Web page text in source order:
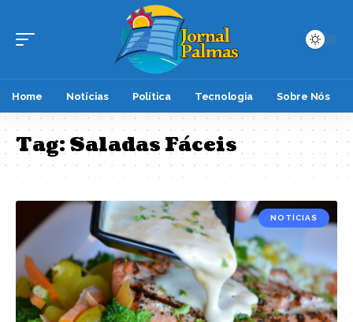
Home Notícias Política Tecnologia Sobre Nós
Tag:Saladas Fáceis
NOTÍCIAS